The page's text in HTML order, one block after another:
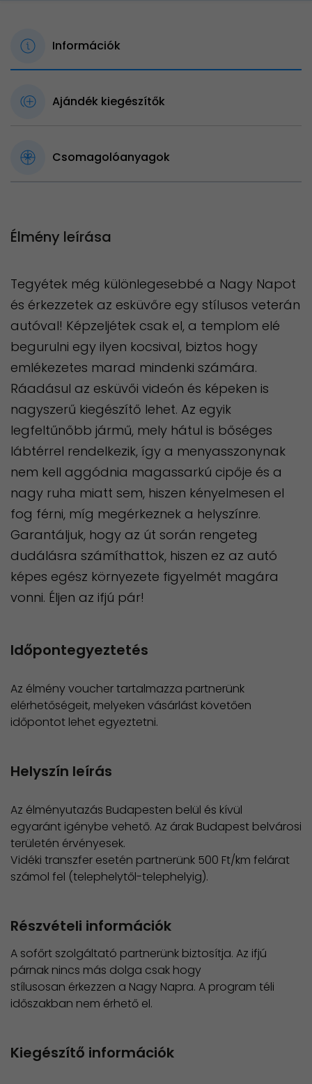
Információk
Ajándék kiegészítők
Csomagolóanyagok
Élmény leírása
Tegyétek még különlegesebbé a Nagy Napot
és érkezzetek az esküvőre egy stílusos veterán
autóval! Képzeljétek csak el, a templom elé
begurulni egy ilyen kocsival, biztos hogy
emlékezetes marad mindenki számára.
Ráadásul az esküvői videón és képeken is
nagyszerű kiegészítő lehet. Az egyik
legfeltűnőbb jármű, mely hátul is bőséges
lábtérrel rendelkezik, így a menyasszonynak
nem kell aggódnia magassarkú cipője és a
nagy ruha miatt sem, hiszen kényelmesen el
fog férni, míg megérkeznek a helyszínre.
Garantáljuk, hogy az út során rengeteg
dudálásra számíthattok, hiszen ez az autó
képes egész környezete figyelmét magára
vonni. Éljen az ifjú pár!
Időpontegyeztetés
Az élmény voucher tartalmazza partnerünk
elérhetőségeit, melyeken vásárlást követően
időpontot lehet egyeztetni.
Helyszín leírás
Az élményutazás Budapesten belül és kívül
egyaránt igénybe vehető. Az árak Budapest belvárosi
területén érvényesek.
Vidéki transzfer esetén partnerünk 500 Ft/km felárat
számol fel (telephelytől-telephelyig).
Részvételi információk
A sofőrt szolgáltató partnerünk biztosítja. Az ifjú
párnak nincs más dolga csak hogy
stílusosan érkezzen a Nagy Napra. A program téli
időszakban nem érhető el.
Kiegészítő információk